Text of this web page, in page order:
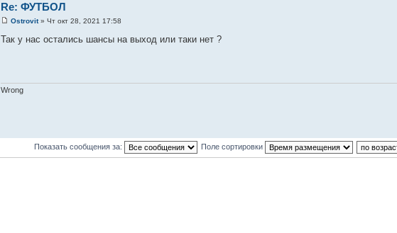
Re: ФУТБОЛ
Ostrovit» Чт окт 28, 2021 17:58
Так у нас остались шансы на выход или таки нет ?
Wrong
Показать сообщения за: Поле сортировки